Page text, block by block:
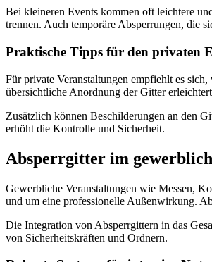
Bei kleineren Events kommen oft leichtere
trennen. Auch temporäre Absperrungen, die
Praktische Tipps für den privaten
Für private Veranstaltungen empfiehlt es
übersichtliche Anordnung der Gitter
Zusätzlich können Beschilderungen an den
erhöht die Kontrolle und Sicherheit.
Absperrgitter im
Gewerbliche Veranstaltungen wie Messen,
und um eine professionelle Außenwirkung.
Die Integration von Absperrgittern in das
von Sicherheitskräften und Ordnern.